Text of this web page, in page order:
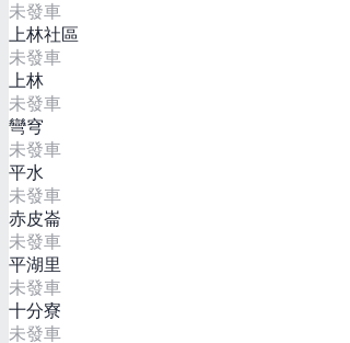
未發車
上林社區
未發車
上林
未發車
彎穹
未發車
平水
未發車
赤皮崙
未發車
平湖里
未發車
十分寮
未發車